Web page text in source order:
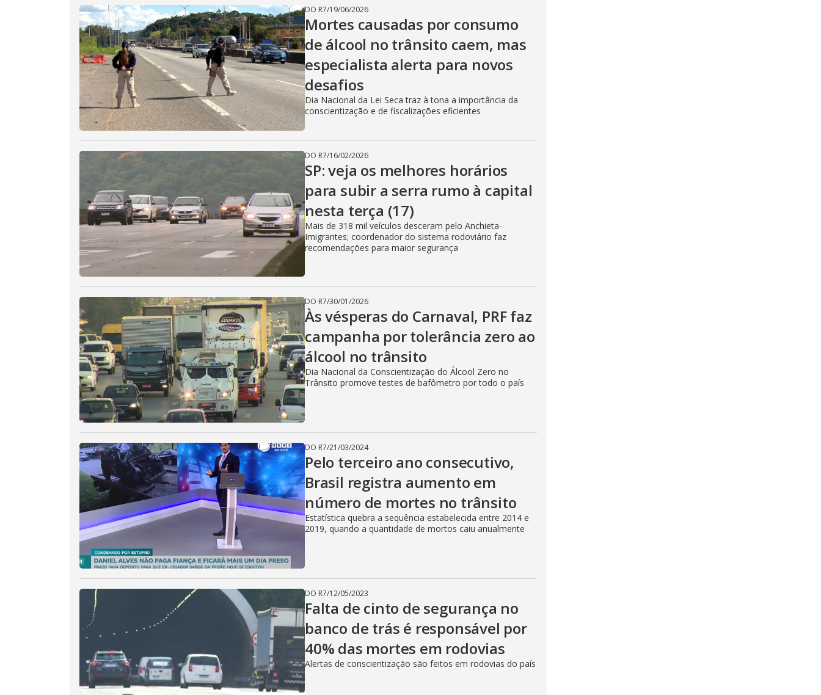
DO R7/19/06/2026
Mortes causadas por consumo
de álcool no trânsito caem, mas
especialista alerta para novos
desafios
Dia Nacional da Lei Seca traz à tona a importância da
conscientização e de fiscalizações eficientes
DO R7/16/02/2026
SP: veja os melhores horários
para subir a serra rumo à capital
nesta terça (17)
Mais de 318 mil veículos desceram pelo Anchieta-
Imigrantes; coordenador do sistema rodoviário faz
recomendações para maior segurança
DO R7/30/01/2026
Às vésperas do Carnaval, PRF faz
campanha por tolerância zero ao
álcool no trânsito
Dia Nacional da Conscientização do Álcool Zero no
Trânsito promove testes de bafômetro por todo o país
DO R7/21/03/2024
Pelo terceiro ano consecutivo,
Brasil registra aumento em
número de mortes no trânsito
Estatística quebra a sequência estabelecida entre 2014 e
2019, quando a quantidade de mortos caiu anualmente
DO R7/12/05/2023
Falta de cinto de segurança no
banco de trás é responsável por
40% das mortes em rodovias
Alertas de conscientização são feitos em rodovias do país